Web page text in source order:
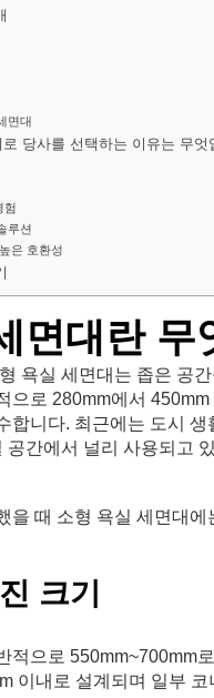
면대
당사를 선택하는 이유는 무엇
험
루션
은 호환성
면대란 무
욕실 세면대는 좁은 공
으로 280mm에서
합니다. 최근에는 도시
공간에서 널리 사용되고
을 때 소형 욕실 세면대
크기
적으로 550mm~700mm
이내로 설계되며 일부